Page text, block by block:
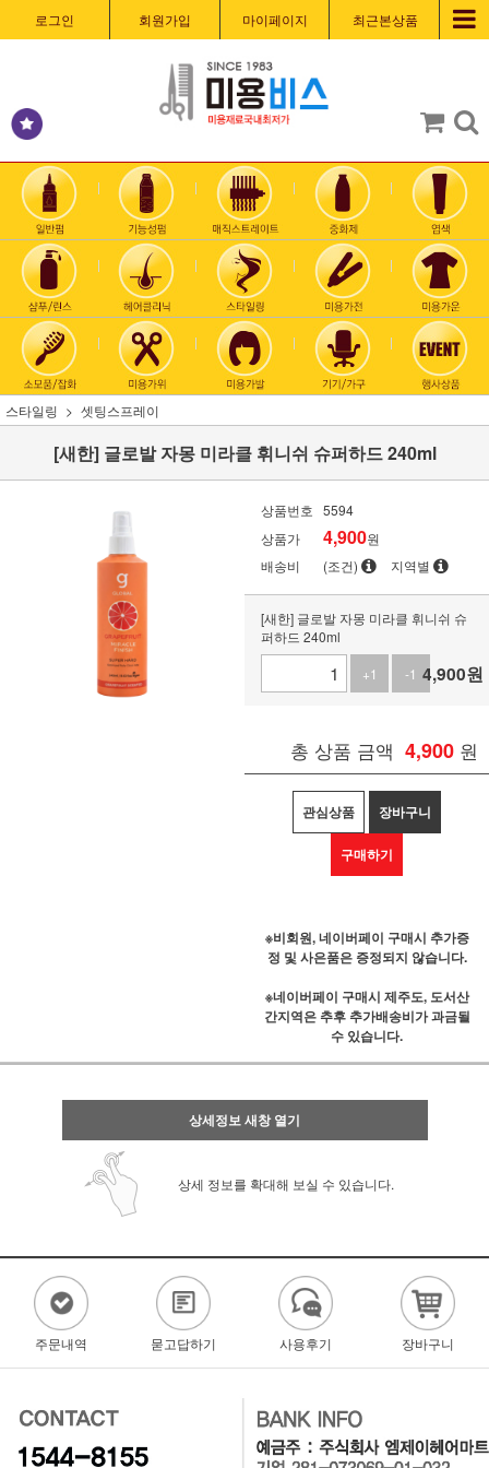
로그인 회원가입 마이페이지 최근본상품
스타일링 셋팅스프레이
[새한] 글로발 자몽 미라클 휘니쉬 슈퍼하드 240ml
상품번호 5594
상품가
4,900원
배송비
(조건) 지역별
[새한] 글로발 자몽 미라클 휘니쉬 슈
퍼하드 240ml
+1
-1 4,900원
총 상품 금액 4,900 원
관심상품 장바구니
구매하기
※비회원, 네이버페이 구매시 추가증
정 및 사은품은 증정되지 않습니다.
※네이버페이 구매시 제주도, 도서산
간지역은 추후 추가배송비가 과금될
수 있습니다.
상세정보 새창 열기
상세 정보를 확대해 보실 수 있습니다.
주문내역 묻고답하기 사용후기 장바구니